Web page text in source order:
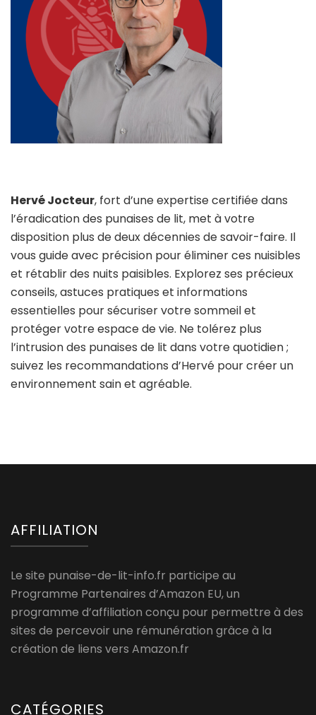
Hervé Jocteur, fort d’une expertise certifiée dans
l’éradication des punaises de lit, met à votre
disposition plus de deux décennies de savoir-faire. Il
vous guide avec précision pour éliminer ces nuisibles
et rétablir des nuits paisibles. Explorez ses précieux
conseils, astuces pratiques et informations
essentielles pour sécuriser votre sommeil et
protéger votre espace de vie. Ne tolérez plus
l’intrusion des punaises de lit dans votre quotidien ;
suivez les recommandations d’Hervé pour créer un
environnement sain et agréable.
AFFILIATION
Le site punaise-de-lit-info.fr participe au
Programme Partenaires d’Amazon EU, un
programme d’affiliation conçu pour permettre à des
sites de percevoir une rémunération grâce à la
création de liens vers Amazon.fr
CATÉGORIES